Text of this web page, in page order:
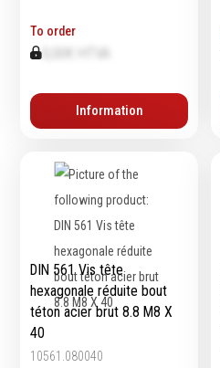
To order
0,00€ HTVA
Information
DIN 561 Vis tête
hexagonale réduite bout
téton acier brut 8.8 M8 X
40
10561.080040